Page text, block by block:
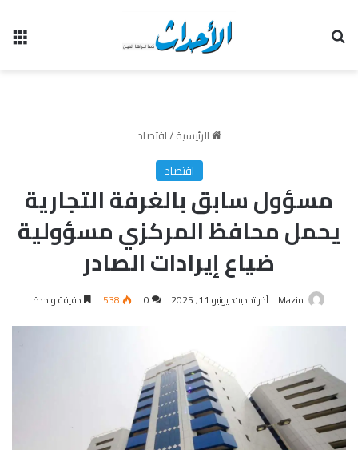
الرئيسية/اقتصاد
اقتصاد
مسؤول سابق بالغرفة التجارية
يحمل محافظ المركزي مسؤولية
ضياع إيرادات الصادر
Mazin آخر تحديث: يونيو 11, 2025 0
538 دقيقة واحدة